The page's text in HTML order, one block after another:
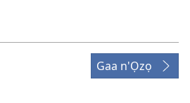
Gaa n'Ọzọ